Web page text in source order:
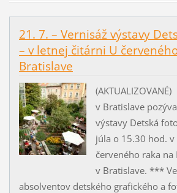
21. 7. – Vernisáž výstavy
– v letnej čitárni U
Bratislave
v Bratislave
výstavy Detská
júla o 15.30 hod.
červeného raka na
v Bratislave. ***
absolventov detského grafického a